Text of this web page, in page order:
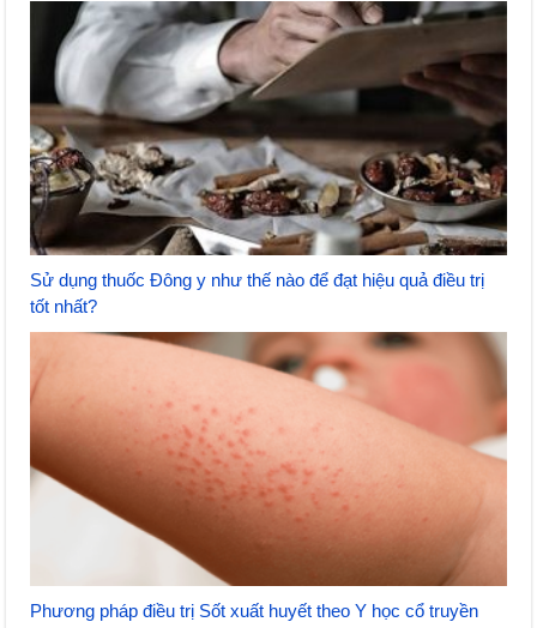
Sử dụng thuốc Đông y như thế nào để đạt hiệu quả điều trị
tốt nhất?
Phương pháp điều trị Sốt xuất huyết theo Y học cổ truyền